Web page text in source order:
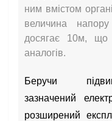
ним вмістом
величина
досягає 10м, що
аналогів.
Беручи
зазначений
розширений